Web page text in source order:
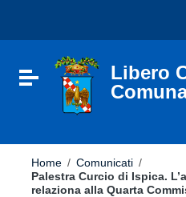
sito
include
Vai al footer
Attiva / disattiva laLibero
Home / Comunicati /
Palestra Curcio di Ispica.
relaziona alla Quarta